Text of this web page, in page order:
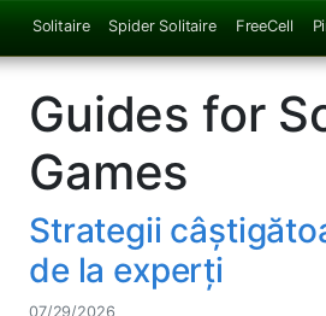
Solitaire Spider Solitaire FreeCell
Guides for
Games
Strategii
de la experți
07/29/2026